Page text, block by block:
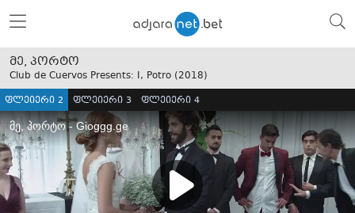
მე, პორტო
Club de Cuervos Presents: I, Potro (2018)
ფლეიერი 2 ფლეიერი 3 ფლეიერი 4